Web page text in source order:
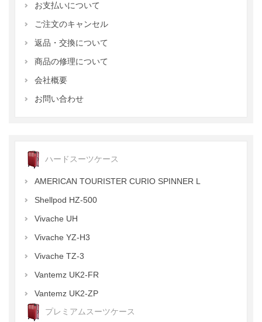
お支払いについて
ご注文のキャンセル
返品・交換について
商品の修理について
会社概要
お問い合わせ
ハードスーツケース
AMERICAN TOURISTER CURIO SPINNER L
Shellpod HZ-500
Vivache UH
Vivache YZ-H3
Vivache TZ-3
Vantemz UK2-FR
Vantemz UK2-ZP
プレミアムスーツケース